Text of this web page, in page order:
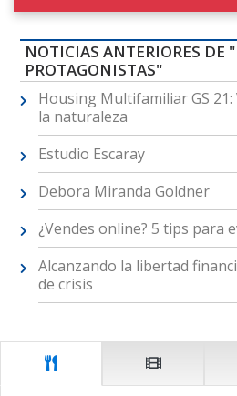
NOTICIAS ANTERIORES DE
PROTAGONISTAS"
Housing Multifamiliar GS
la naturaleza
Estudio Escaray
Debora Miranda Goldner
¿Vendes online? 5 tips para
Alcanzando la libertad
de crisis